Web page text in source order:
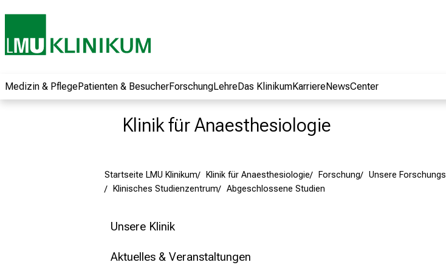
Medizin & PflegePatienten & BesucherForschungLehreDas KlinikumKarriereNewsCenter
Klinik für Anaesthesiologie
Startseite LMU Klinikum Klinik für Anaesthesiologie Forschung Unsere
Klinisches Studienzentrum
Abgeschlossene Studien
Unsere Klinik
Aktuelles & Veranstaltungen
Informationen zu
Jobs, Ausbildungen
Weiterbildungen.
Kommen Sie
Pflegewissenschaft
unverbindlich und